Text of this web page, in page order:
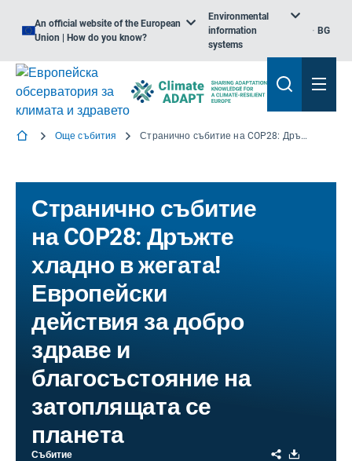
An official website of the European
Union | How do you know?
Environmental
information
systems
BG
Още събития Странично събитие на COP28: Дръжте хладно в жегата! Европейски действия за добро здраве и благосъстояние на затоплящата се планета
Странично събитие
на COP28: Дръжте
хладно в жегата!
Европейски
действия за добро
здраве и
благосъстояние на
затоплящата се
планета
Събитие Share